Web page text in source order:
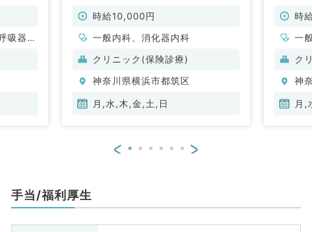
吸器内
器内科・消化器外科／非常勤）
時給10,000円
一般内科、消化器内科
クリニック(保険診療)
神奈川県横浜市都筑区
月,水,木,金,土,日
す（時
一
ク
神
月,
< >
手当/福利厚生